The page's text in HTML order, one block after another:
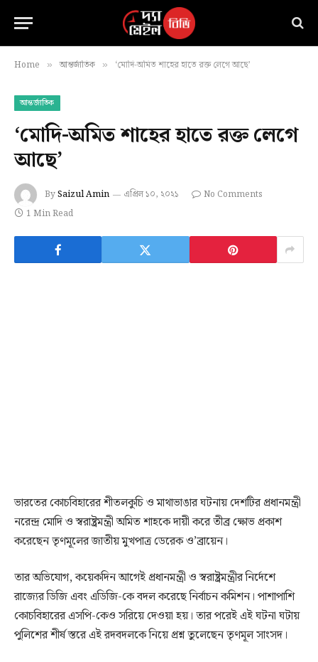
Home » আন্তর্জাতিক » ‘মোদি-অমিত শাহের হাতে রক্ত লেগে আছে’
আন্তর্জাতিক
‘মোদি-অমিত শাহের হাতে রক্ত লেগে
আছে’
BySaizul Amin এপ্রিল ১০, ২০২১
No Comments
1 Min Read
ভারতের কোচবিহারের শীতলকুচি ও মাথাভাঙার ঘটনায় দেশটির প্রধানমন্ত্রী
নরেন্দ্র মোদি ও স্বরাষ্ট্রমন্ত্রী অমিত শাহকে দায়ী করে তীব্র ক্ষোভ প্রকাশ
করেছেন তৃণমূলের জাতীয় মুখপাত্র ডেরেক ও’ব্রায়েন।
তার অভিযোগ, কয়েকদিন আগেই প্রধানমন্ত্রী ও স্বরাষ্ট্রমন্ত্রীর নির্দেশে
রাজ্যের ডিজি এবং এডিজি-কে বদল করেছে নির্বাচন কমিশন। পাশাপাশি
কোচবিহারের এসপি-কেও সরিয়ে দেওয়া হয়। তার পরেই এই ঘটনা ঘটায়
পুলিশের শীর্ষ স্তরে এই রদবদলকে নিয়ে প্রশ্ন তুলেছেন তৃণমূল সাংসদ।